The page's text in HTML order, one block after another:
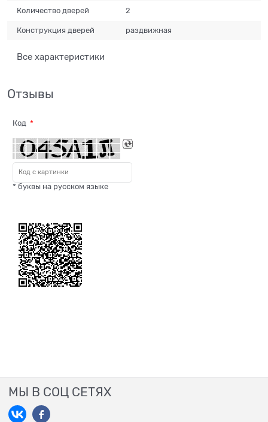
Количество дверей 2
Конструкция дверей раздвижная
Все характеристики
Отзывы
Код
* буквы на русском языке
МЫ В СОЦ СЕТЯХ